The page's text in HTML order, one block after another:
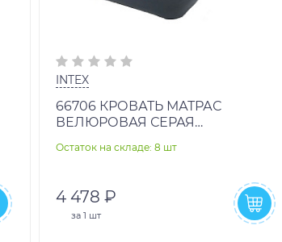
INTEX
66706 КРОВАТЬ МАТРАС
ВЕЛЮРОВАЯ СЕРАЯ
ВСТРОЕННЫЙ
Остаток на складе: 8 шт
4 478 ₽
за1 шт